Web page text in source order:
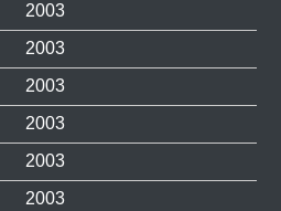
2003
2003
2003
2003
2003
2003